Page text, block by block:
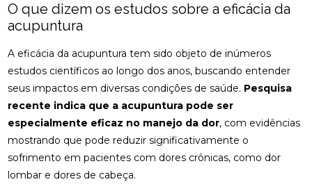
O que dizem os estudos sobre a eficácia da
acupuntura
A eficácia da acupuntura tem sido objeto de inúmeros
estudos científicos ao longo dos anos, buscando entender
seus impactos em diversas condições de saúde. Pesquisa
recente indica que a acupuntura pode ser
especialmente eficaz no manejo da dor, com evidências
mostrando que pode reduzir significativamente o
sofrimento em pacientes com dores crônicas, como dor
lombar e dores de cabeça.
SOBRE O TEMA
MORTON COM PALMILHAS
3D
FISIOTERAPIA DE REABILITAÇÃO VESTIBULAR PARA
MELHORAR SEU EQUILÍBRIO
FISIOTERAPIA DE REABILITAÇÃO VESTIBULAR PARA
MELHORAR SEU EQUILÍBRIO